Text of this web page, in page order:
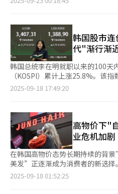
府机构及企业构建链上公共基础设
币发行等环节在内的全方位安全
Labs、红杉资本（美国、印度、
机构的投资支持。 此次合作是法拉第未来在宣布投资4100万美元
收购CXC10（前身为Qualigen
QLGN）之后的又一重要战略举
股权私募投资（PIPE）方式对
投资。除法拉第未来及其创始人贾
Therapeutics将正式更名为
Web3业务的运营平台。 CXC10规划三大增长引擎：C10价值锚定
体系，包含C10财库（80% 被动 /
司发布的十大加密资产指数，以及
DeAl Agent：打造用户进入
币，包括连接FFAI产业数据与数
C10财库和美元支持的C10稳定币。 据悉，法拉第未来及贾跃亭将
合计持有CXC10约62%股权，贾跃
韩国股市
代"渐行渐
韩国总统李在明就职以来的100天
（KOSPI）累计上涨25.8%。该
月16日的3449.62点，股市势如破
近3500点关口。本月15日，
破3400点大关，盘中一度升至3452.5点。 韩国股市
好因素推动。当天，政府决定将股
50亿韩元（约合人民币2572万元
计划，这一消息提振了投资者情绪。 在政策支撑的背景下，
走强进一步推动韩国股市上涨。美
间）对中美贸易谈判作出积极评价
0.47%，收于6615.28点；纳斯达
2025-09-18 17:49:20
高物价下"
业危机加剧
在韩国高物价态势长期持续的背
美发”正逐渐成为消费者的新选择。 据韩国消费者院价格信息
台“真价”日前数据，上月成年女
2025-09-18 01:52:25